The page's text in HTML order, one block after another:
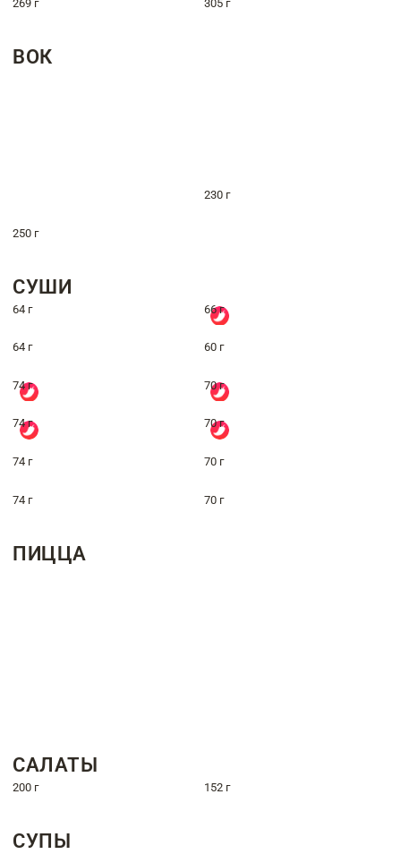
269 г 305 г
ВОК
230 г
250 г
СУШИ
64 г 66 г
64 г 60 г
74 г 70 г
74 г 70 г
74 г 70 г
74 г 70 г
ПИЦЦА
САЛАТЫ
200 г 152 г
СУПЫ